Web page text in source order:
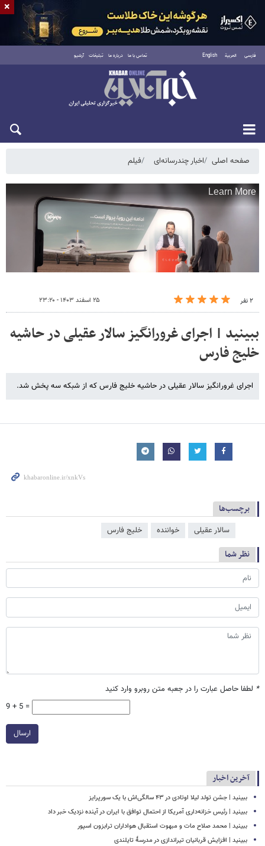
فارسی العربية English تماس با ما درباره ما تبلیغات آرشیو
جمعه ۱۶ مرداد ۱۴۰۵
صفحه اصلی اخبار چندرسانه‌ای فیلم
۲ نفر ۲۵ اسفند ۱۴۰۳ - ۲۳:۲۰
ببینید | اجرای غرورانگیز سالار عقیلی در حاشیه
خلیج فارس
اجرای غرورانگیز سالار عقیلی در حاشیه خلیج فارس که از شبکه سه پخش شد.
برچسب‌ها
سالار عقیلی خواننده خلیج فارس
نظر شما
* لطفا حاصل عبارت را در جعبه متن روبرو وارد کنید
9 + 5 =
ارسال
آخرین اخبار
ببینید | جشن تولد لیلا اوتادی در ۴۳ سالگی‌اش با یک سورپرایز
ببینید | رئیس خزانه‌داری آمریکا از احتمال توافق با ایران در آینده نزدیک خبر داد
ببینید | محمد صلاح مات و مبهوت استقبال هواداران ترابزون اسپور
ببینید | افزایش قربانیان تیراندازی در مدرسۀ تایلندی
×